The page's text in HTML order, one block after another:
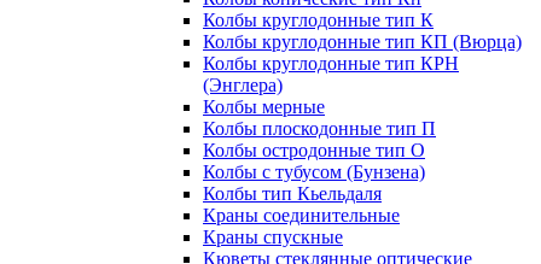
Колбы круглодонные тип К
Колбы круглодонные тип КП (Вюрца)
Колбы круглодонные тип КРН
(Энглера)
Колбы мерные
Колбы плоскодонные тип П
Колбы остродонные тип О
Колбы с тубусом (Бунзена)
Колбы тип Кьельдаля
Краны соединительные
Краны спускные
Кюветы стеклянные оптические